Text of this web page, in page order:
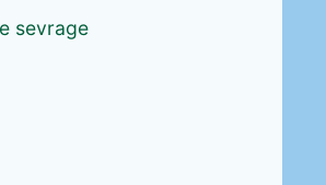
sevrage